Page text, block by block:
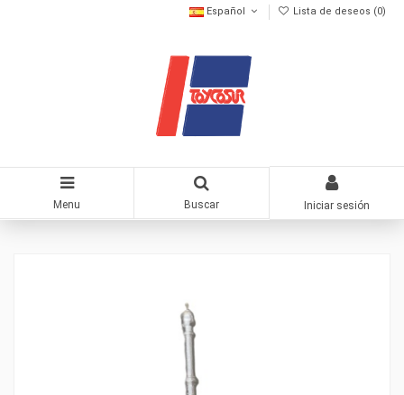
Español Lista de deseos (0)
Menu Buscar Iniciar sesión